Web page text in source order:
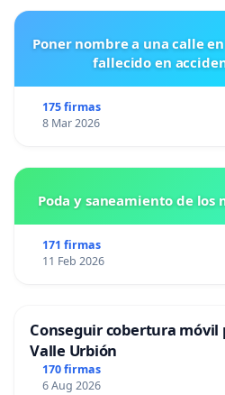
Poner nombre a una calle
fallecido en
175 firmas
8 Mar 2026
Poda y saneamiento de los
171 firmas
11 Feb 2026
Conseguir cobertura móvil
Valle Urbión
170 firmas
6 Aug 2026